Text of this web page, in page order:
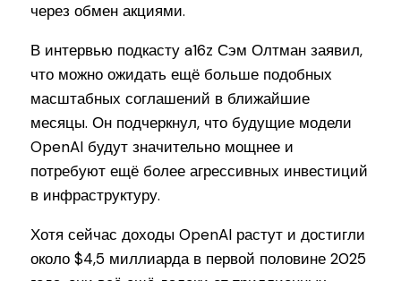
через обмен акциями.
В интервью подкасту a16z Сэм Олтман заявил,
что можно ожидать ещё больше подобных
масштабных соглашений в ближайшие
месяцы. Он подчеркнул, что будущие модели
OpenAI будут значительно мощнее и
потребуют ещё более агрессивных инвестиций
в инфраструктуру.
Хотя сейчас доходы OpenAI растут и достигли
около $4,5 миллиарда в первой половине 2025